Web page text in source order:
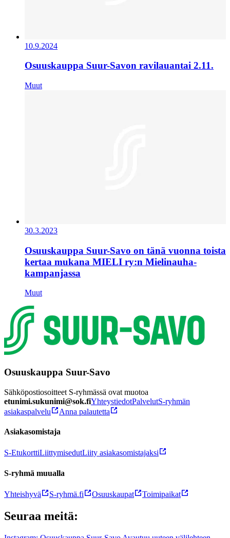
10.9.2024
Osuuskauppa Suur-Savon ravilauantai 2.11.
Muut
30.3.2023
Osuuskauppa Suur-Savo on tänä vuonna toista
kertaa mukana MIELI ry:n Mielinauha-
kampanjassa
Muut
Osuuskauppa Suur-Savo
Sähköpostiosoitteet S-ryhmässä ovat muotoa
etunimi.sukunimi@sok.fiYhteystiedotPalvelutS-ryhmän
asiakaspalvelu
Anna palautetta
Asiakasomistaja
S-EtukorttiLiittymisedutLiity asiakasomistajaksi
S-ryhmä muualla
Yhteishyvä S-ryhmä.fi Osuuskaupat Toimipaikat
Seuraa meitä: